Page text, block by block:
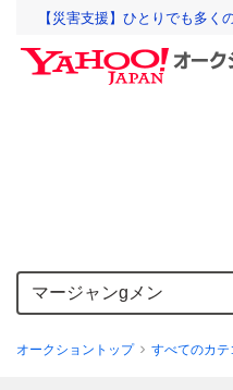
【災害支援】ひとりでも多く
オークショントップ すべてのカテ